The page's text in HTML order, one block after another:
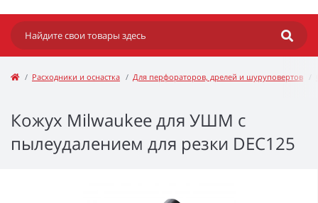
Расходники и оснастка Для перфораторов, дрелей и шуруповертов
Кожух Milwaukee для УШМ с
пылеудалением для резки DEC125